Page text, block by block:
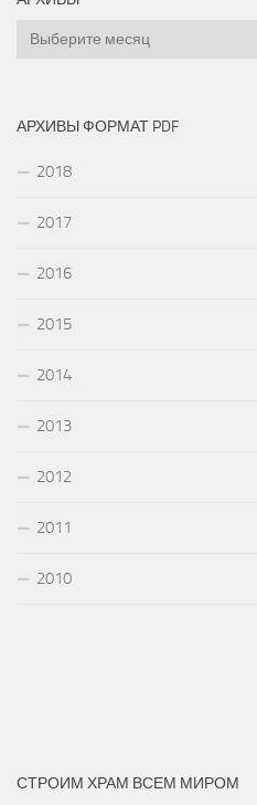
Архивы
АРХИВЫ ФОРМАТ PDF
2018
2017
2016
2015
2014
2013
2012
2011
2010
СТРОИМ ХРАМ ВСЕМ МИРОМ